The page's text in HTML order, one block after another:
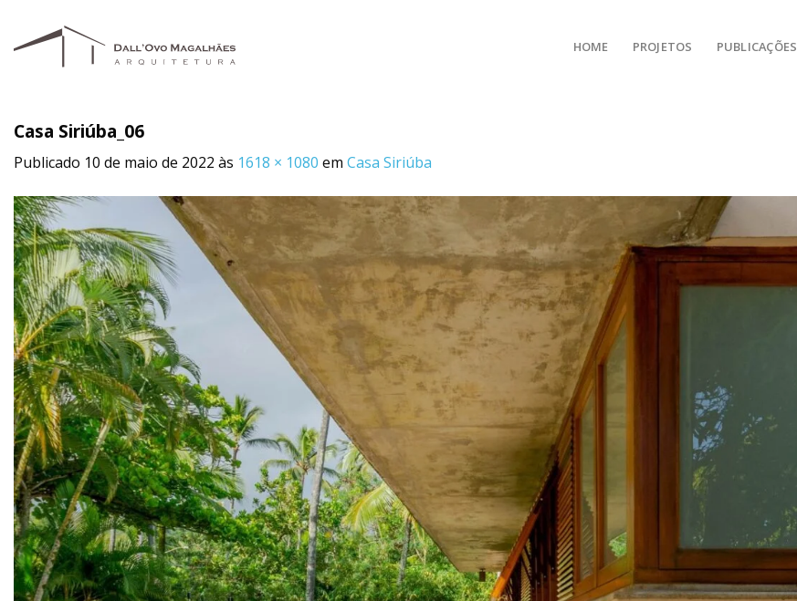
content
HOME PROJETOS PUBLICAÇÕES
Casa Siriúba_06
Publicado 10 de maio de 2022 às 1618 × 1080 em Casa Siriúba